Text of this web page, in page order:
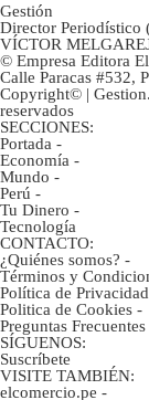
Gestión
Director Periodístico
VÍCTOR
© Empresa Editora
Calle Paracas #532,
Copyright© |
reservados
SECCIONES:
Portada -
Economía -
Mundo -
Perú -
Tu Dinero -
Tecnología
CONTACTO:
¿Quiénes somos? -
Términos y
Política de Privacidad
Politica de Cookies -
Preguntas Frecuentes
SÍGUENOS:
Suscríbete
VISITE TAMBIÉN:
elcomercio.pe -